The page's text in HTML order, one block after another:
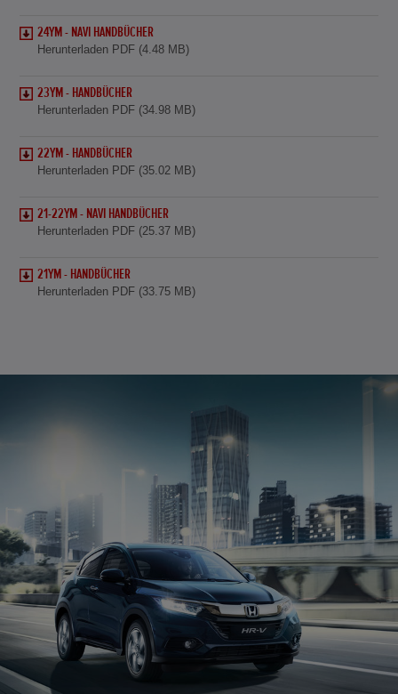
24YM - NAVI HANDBÜCHER
Herunterladen PDF (4.48 MB)
23YM - HANDBÜCHER
Herunterladen PDF (34.98 MB)
22YM - HANDBÜCHER
Herunterladen PDF (35.02 MB)
21-22YM - NAVI HANDBÜCHER
Herunterladen PDF (25.37 MB)
21YM - HANDBÜCHER
Herunterladen PDF (33.75 MB)